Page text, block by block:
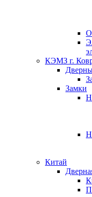
КЭМЗ г.
Замки
Китай